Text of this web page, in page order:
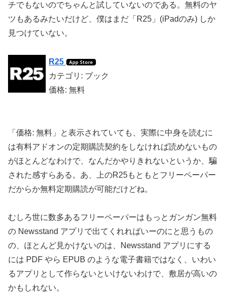
チでもないのでちゃんと試していないのである。無料のヤ
ツもあるみたいだけど、僕はまだ「R25」(iPadのみ) しか
見つけていない。
R25
カテゴリ: ブック
価格: 無料
「価格: 無料」と表示されていても、実際に中身を読むに
は有料アドオンの定期購読契約をしなければ読めないもの
がほとんどなわけで、なんだかやりきれないというか、騙
された感すらある。あ、上のR25もともとフリーペーパー
だからか無料定期購読が可能だけどね。
むしろ世に数多あるフリーペーパーはもっとガンガン無料
の Newsstand アプリで出てくれればいーのにと思うもの
の、ほとんど見かけないのは、Newsstand アプリにする
には PDF やら EPUB のような電子書籍ではなく、いわい
るアプリとして作らないといけないわけで、敷居が高いの
かもしれない。